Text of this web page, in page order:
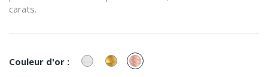
carats.
Couleur d'or : or
Blanc
or
Jaune
or
Rose